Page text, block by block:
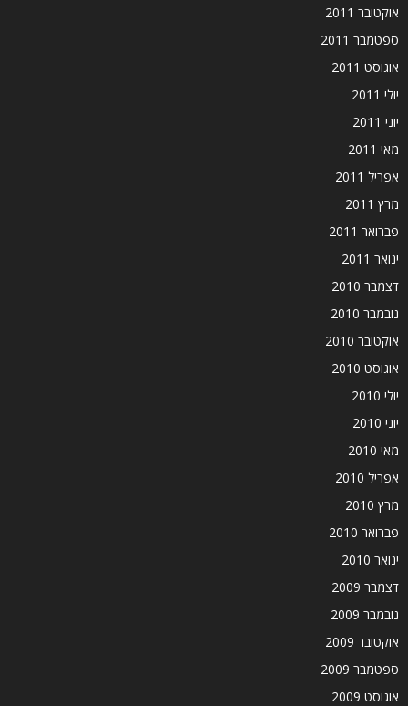
אוקטובר 2011
ספטמבר 2011
אוגוסט 2011
יולי 2011
יוני 2011
מאי 2011
אפריל 2011
מרץ 2011
פברואר 2011
ינואר 2011
דצמבר 2010
נובמבר 2010
אוקטובר 2010
אוגוסט 2010
יולי 2010
יוני 2010
מאי 2010
אפריל 2010
מרץ 2010
פברואר 2010
ינואר 2010
דצמבר 2009
נובמבר 2009
אוקטובר 2009
ספטמבר 2009
אוגוסט 2009